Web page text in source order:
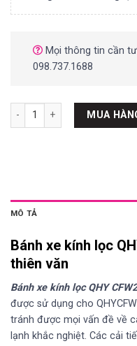
Mọi thông tin cần
098.737.1688
Bánh xe kính lọc QHY
MUA
MÔ TẢ
Bánh xe kính lọc
thiên văn
Bánh xe kính lọc QHY
được sử dụng cho
tránh được mọi vấn đề về
lạnh khắc nghiệt. Các cải